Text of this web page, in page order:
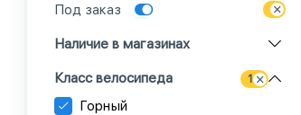
Под заказ
Наличие в магазинах
Класс велосипеда 1
Горный